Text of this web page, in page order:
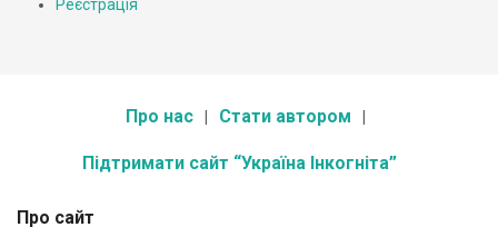
Реєстрація
Про нас Стати автором
Підтримати сайт “Україна Інкогніта”
Про сайт